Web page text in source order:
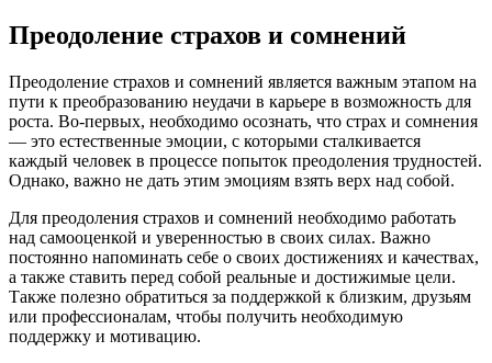
Преодоление страхов и сомнений
Преодоление страхов и сомнений является важным этапом на
пути к преобразованию неудачи в карьере в возможность для
роста. Во-первых, необходимо осознать, что страх и сомнения
— это естественные эмоции, с которыми сталкивается
каждый человек в процессе попыток преодоления трудностей.
Однако, важно не дать этим эмоциям взять верх над собой.
Для преодоления страхов и сомнений необходимо работать
над самооценкой и уверенностью в своих силах. Важно
постоянно напоминать себе о своих достижениях и качествах,
а также ставить перед собой реальные и достижимые цели.
Также полезно обратиться за поддержкой к близким, друзьям
или профессионалам, чтобы получить необходимую
поддержку и мотивацию.